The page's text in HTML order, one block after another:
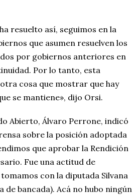
resuelto así, seguimos en la
que asumen resuelven los
por gobiernos anteriores en
Por lo tanto, esta
cosa que mostrar que hay
se mantiene», dijo Orsi.
Abierto, Álvaro Perrone, indicó
sobre la posición adoptada
que aprobar la Rendición
Fue una actitud de
con la diputada Silvana
de bancada). Acá no hubo ningún